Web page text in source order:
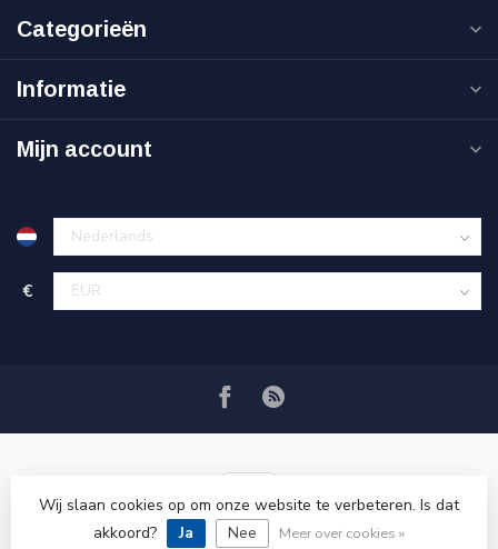
Categorieën
Informatie
Mijn account
€
© Copyright 2026 VRSPLUS
Wij slaan cookies op om onze website te verbeteren. Is dat
akkoord?
Ja Nee Meer over cookies »